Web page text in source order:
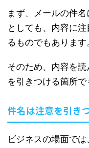
まず、メールの件
としても、内容に
るものでもあります
そのため、内容を
を引きつける箇所で
件名は注意を引き
ビジネスの場面で